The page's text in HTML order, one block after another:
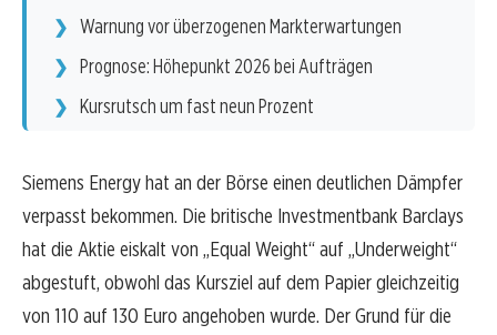
Warnung vor überzogenen Markterwartungen
Prognose: Höhepunkt 2026 bei Aufträgen
Kursrutsch um fast neun Prozent
Siemens Energy hat an der Börse einen deutlichen Dämpfer
verpasst bekommen. Die britische Investmentbank Barclays
hat die Aktie eiskalt von „Equal Weight“ auf „Underweight“
abgestuft, obwohl das Kursziel auf dem Papier gleichzeitig
von 110 auf 130 Euro angehoben wurde. Der Grund für die